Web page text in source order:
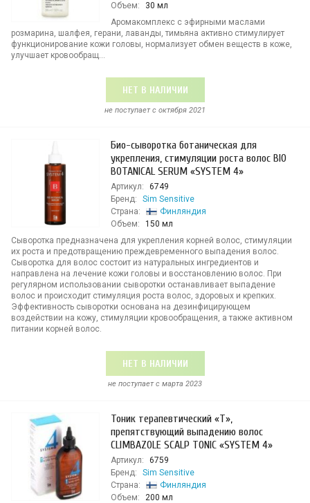
Объем:
30 мл
Аромакомплекс с эфирными маслами
розмарина, шалфея, герани, лаванды, тимьяна активно стимулирует
функционирование кожи головы, нормализует обмен веществ в коже,
улучшает кровообращ...
НЕТ В НАЛИЧИИ
не поступает c октября 2021
Био-сыворотка ботаническая для
укрепления, стимуляции роста волос BIO
BOTANICAL SERUM «SYSTEM 4»
Артикул:
6749
Бренд:
Sim Sensitive
Страна:
Финляндия
Объем:
150 мл
Сыворотка предназначена для укрепления корней волос, стимуляции
их роста и предотвращению преждевременного выпадения волос.
Сыворотка для волос состоит из натуральных ингредиентов и
направлена на лечение кожи головы и восстановлению волос. При
регулярном использовании сыворотки останавливает выпадение
волос и происходит стимуляция роста волос, здоровых и крепких.
Эффективность сыворотки основана на дезинфицирующем
воздействии на кожу, стимуляции кровообращения, а также активном
питании корней волос.
НЕТ В НАЛИЧИИ
не поступает c марта 2023
Тоник терапевтический «Т»,
препятствующий выпадению волос
CLIMBAZOLE SCALP TONIC «SYSTEM 4»
Артикул:
6759
Бренд:
Sim Sensitive
Страна:
Финляндия
Объем:
200 мл